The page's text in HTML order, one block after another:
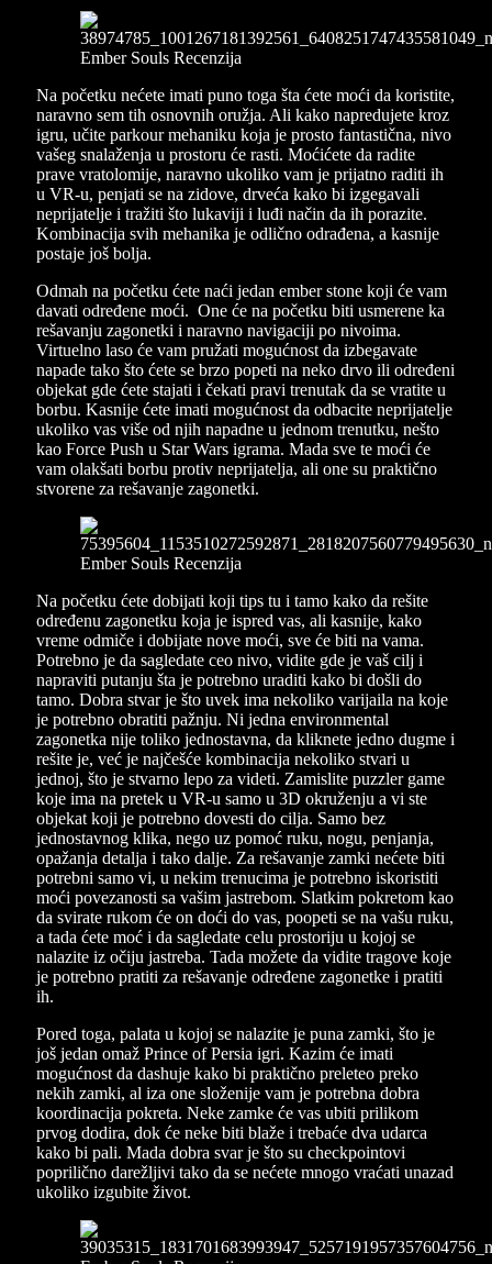
Na početku nećete imati puno toga šta ćete moći da koristite,
naravno sem tih osnovnih oružja. Ali kako napredujete kroz
igru, učite parkour mehaniku koja je prosto fantastična, nivo
vašeg snalaženja u prostoru će rasti. Moćićete da radite
prave vratolomije, naravno ukoliko vam je prijatno raditi ih
u VR-u, penjati se na zidove, drveća kako bi izgegavali
neprijatelje i tražiti što lukaviji i luđi način da ih porazite.
Kombinacija svih mehanika je odlično odrađena, a kasnije
postaje još bolja.
Odmah na početku ćete naći jedan ember stone koji će vam
davati određene moći. One će na početku biti usmerene ka
rešavanju zagonetki i naravno navigaciji po nivoima.
Virtuelno laso će vam pružati mogućnost da izbegavate
napade tako što ćete se brzo popeti na neko drvo ili određeni
objekat gde ćete stajati i čekati pravi trenutak da se vratite u
borbu. Kasnije ćete imati mogućnost da odbacite neprijatelje
ukoliko vas više od njih napadne u jednom trenutku, nešto
kao Force Push u Star Wars igrama. Mada sve te moći će
vam olakšati borbu protiv neprijatelja, ali one su praktično
stvorene za rešavanje zagonetki.
Na početku ćete dobijati koji tips tu i tamo kako da rešite
određenu zagonetku koja je ispred vas, ali kasnije, kako
vreme odmiče i dobijate nove moći, sve će biti na vama.
Potrebno je da sagledate ceo nivo, vidite gde je vaš cilj i
napraviti putanju šta je potrebno uraditi kako bi došli do
tamo. Dobra stvar je što uvek ima nekoliko varijaila na koje
je potrebno obratiti pažnju. Ni jedna environmental
zagonetka nije toliko jednostavna, da kliknete jedno dugme i
rešite je, već je najčešće kombinacija nekoliko stvari u
jednoj, što je stvarno lepo za videti. Zamislite puzzler game
koje ima na pretek u VR-u samo u 3D okruženju a vi ste
objekat koji je potrebno dovesti do cilja. Samo bez
jednostavnog klika, nego uz pomoć ruku, nogu, penjanja,
opažanja detalja i tako dalje. Za rešavanje zamki nećete biti
potrebni samo vi, u nekim trenucima je potrebno iskoristiti
moći povezanosti sa vašim jastrebom. Slatkim pokretom kao
da svirate rukom će on doći do vas, poopeti se na vašu ruku,
a tada ćete moć i da sagledate celu prostoriju u kojoj se
nalazite iz očiju jastreba. Tada možete da vidite tragove koje
je potrebno pratiti za rešavanje određene zagonetke i pratiti
ih.
Pored toga, palata u kojoj se nalazite je puna zamki, što je
još jedan omaž Prince of Persia igri. Kazim će imati
mogućnost da dashuje kako bi praktično preleteo preko
nekih zamki, al iza one složenije vam je potrebna dobra
koordinacija pokreta. Neke zamke će vas ubiti prilikom
prvog dodira, dok će neke biti blaže i trebaće dva udarca
kako bi pali. Mada dobra svar je što su checkpointovi
poprilično darežljivi tako da se nećete mnogo vraćati unazad
ukoliko izgubite život.